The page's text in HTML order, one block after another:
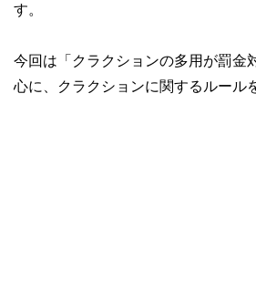
す。
今回は「クラクションの多用が罰金
心に、クラクションに関するルール